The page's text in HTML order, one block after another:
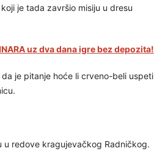
koji je tada završio misiju u dresu
uz dva dana igre bez depozita!
je pitanje hoće li crveno-beli uspeti
u redove kragujevačkog Radničkog.